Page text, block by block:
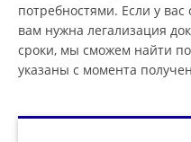
потребностями. Если у
вам нужна легализация
сроки, мы сможем найти
указаны с момента